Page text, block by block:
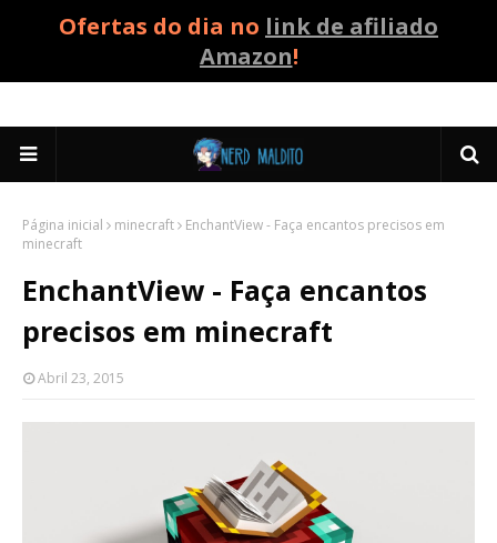
Ofertas do dia no link de afiliado
Amazon!
Página inicial minecraft
EnchantView - Faça encantos precisos em
minecraft
EnchantView - Faça encantos
precisos em minecraft
Abril 23, 2015